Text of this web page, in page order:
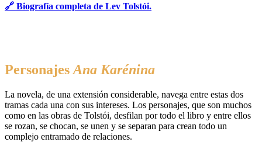
🔗 Biografía completa de Lev Tolstói.
Personajes Ana Karénina
La novela, de una extensión considerable, navega entre estas dos
tramas cada una con sus intereses. Los personajes, que son muchos
como en las obras de Tolstói, desfilan por todo el libro y entre ellos
se rozan, se chocan, se unen y se separan para crean todo un
complejo entramado de relaciones.